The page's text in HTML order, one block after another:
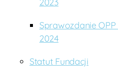
Sprawozdanie
2024
Statut Fundacji